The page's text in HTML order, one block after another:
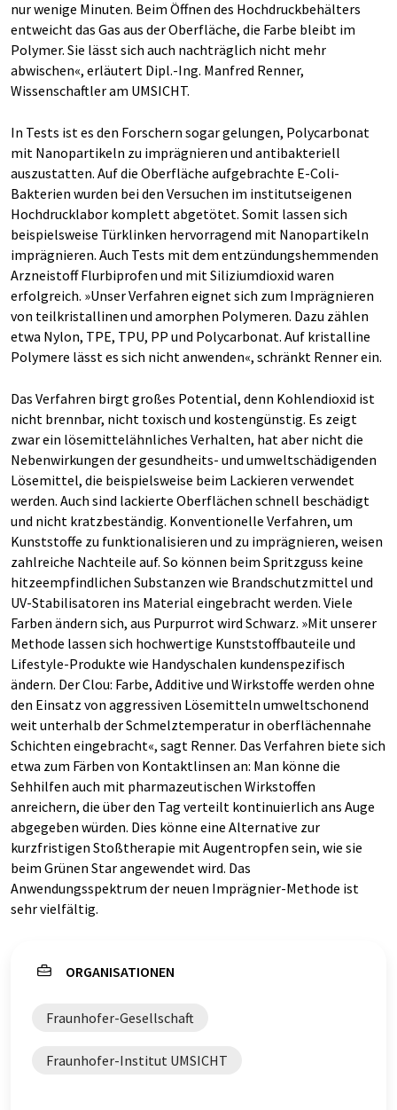
nur wenige Minuten. Beim Öffnen des Hochdruckbehälters
entweicht das Gas aus der Oberfläche, die Farbe bleibt im
Polymer. Sie lässt sich auch nachträglich nicht mehr
abwischen«, erläutert Dipl.-Ing. Manfred Renner,
Wissenschaftler am UMSICHT.
In Tests ist es den Forschern sogar gelungen, Polycarbonat
mit Nanopartikeln zu imprägnieren und antibakteriell
auszustatten. Auf die Oberfläche aufgebrachte E-Coli-
Bakterien wurden bei den Versuchen im institutseigenen
Hochdrucklabor komplett abgetötet. Somit lassen sich
beispielsweise Türklinken hervorragend mit Nanopartikeln
imprägnieren. Auch Tests mit dem entzündungshemmenden
Arzneistoff Flurbiprofen und mit Siliziumdioxid waren
erfolgreich. »Unser Verfahren eignet sich zum Imprägnieren
von teilkristallinen und amorphen Polymeren. Dazu zählen
etwa Nylon, TPE, TPU, PP und Polycarbonat. Auf kristalline
Polymere lässt es sich nicht anwenden«, schränkt Renner ein.
Das Verfahren birgt großes Potential, denn Kohlendioxid ist
nicht brennbar, nicht toxisch und kostengünstig. Es zeigt
zwar ein lösemittelähnliches Verhalten, hat aber nicht die
Nebenwirkungen der gesundheits- und umweltschädigenden
Lösemittel, die beispielsweise beim Lackieren verwendet
werden. Auch sind lackierte Oberflächen schnell beschädigt
und nicht kratzbeständig. Konventionelle Verfahren, um
Kunststoffe zu funktionalisieren und zu imprägnieren, weisen
zahlreiche Nachteile auf. So können beim Spritzguss keine
hitzeempfindlichen Substanzen wie Brandschutzmittel und
UV-Stabilisatoren ins Material eingebracht werden. Viele
Farben ändern sich, aus Purpurrot wird Schwarz. »Mit unserer
Methode lassen sich hochwertige Kunststoffbauteile und
Lifestyle-Produkte wie Handyschalen kundenspezifisch
ändern. Der Clou: Farbe, Additive und Wirkstoffe werden ohne
den Einsatz von aggressiven Lösemitteln umweltschonend
weit unterhalb der Schmelztemperatur in oberflächennahe
Schichten eingebracht«, sagt Renner. Das Verfahren biete sich
etwa zum Färben von Kontaktlinsen an: Man könne die
Sehhilfen auch mit pharmazeutischen Wirkstoffen
anreichern, die über den Tag verteilt kontinuierlich ans Auge
abgegeben würden. Dies könne eine Alternative zur
kurzfristigen Stoßtherapie mit Augentropfen sein, wie sie
beim Grünen Star angewendet wird. Das
Anwendungsspektrum der neuen Imprägnier-Methode ist
sehr vielfältig.
ORGANISATIONEN
Fraunhofer-Gesellschaft
Fraunhofer-Institut UMSICHT